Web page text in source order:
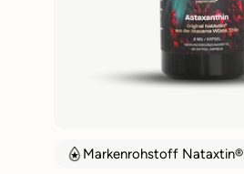
Markenrohstoff Nataxtin®